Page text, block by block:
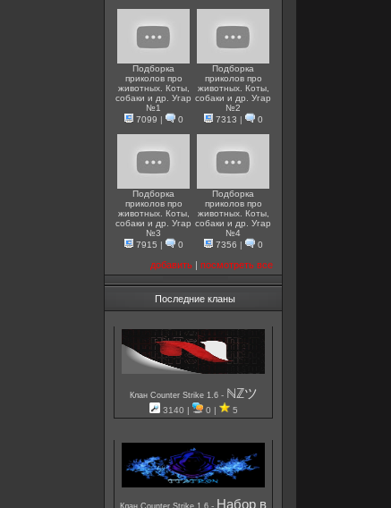
Подборка
приколов про
животных. Коты,
собаки и др. Угар
№1
7099 | 0
Подборка
приколов про
животных. Коты,
собаки и др. Угар
№2
7313 | 0
Подборка
приколов про
животных. Коты,
собаки и др. Угар
№3
7915 | 0
Подборка
приколов про
животных. Коты,
собаки и др. Угар
№4
7356 | 0
добавить | посмотреть все
Последние кланы
Клан Counter Strike 1.6 - ℕℤツ
3140 | 0 | 5
Клан Counter Strike 1.6 - Набор в